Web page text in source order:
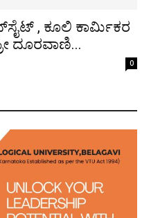
, ಕೂಲಿ ಕಾರ್ಮಿಕರ
ದೂರವಾಣಿ...
0